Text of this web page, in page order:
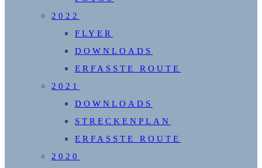
2022
FLYER
DOWNLOADS
ERFASSTE ROUTE
2021
DOWNLOADS
STRECKENPLAN
ERFASSTE ROUTE
2020